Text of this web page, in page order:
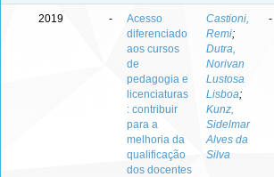
2019 -
Acesso
diferenciado
aos cursos
de
pedagogia e
licenciaturas
: contribuir
para a
melhoria da
qualificação
dos docentes
Castioni,
Remi;
Dutra,
Norivan
Lustosa
Lisboa;
Kunz,
Sidelmar
Alves da
Silva
-